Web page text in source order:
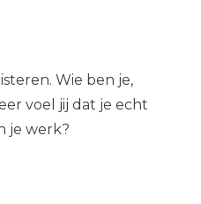
Wie ben je,
voel jij dat je echt
je werk?